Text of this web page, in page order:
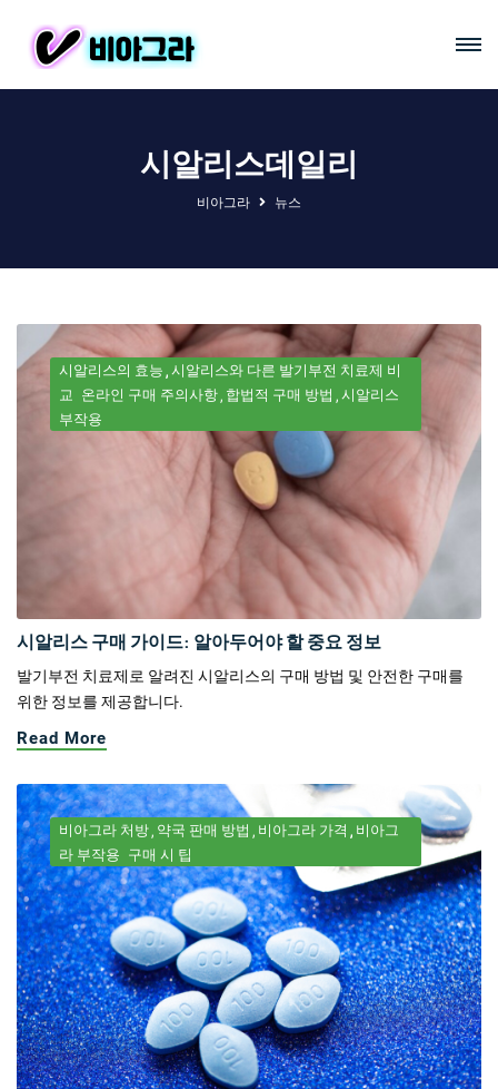
시알리스데일리
비아그라 뉴스
시알리스의 효능 시알리스와 다른 발기부전 치료제 비
교 온라인 구매 주의사항 합법적 구매 방법 시알리스
부작용
시알리스 구매 가이드: 알아두어야 할 중요 정보
발기부전 치료제로 알려진 시알리스의 구매 방법 및 안전한 구매를
위한 정보를 제공합니다.
Read More
비아그라 처방 약국 판매 방법 비아그라 가격
비아그
라 부작용 구매 시 팁